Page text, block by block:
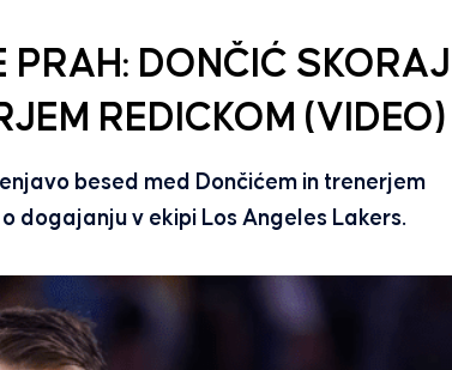
PRAH: DONČIĆ SKORAJ
REDICKOM (VIDEO)
besed med Dončićem in trenerjem
dogajanju v ekipi Los Angeles Lakers.